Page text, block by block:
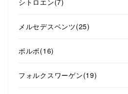
シトロエン(7)
メルセデスベンツ(25)
ボルボ(16)
フォルクスワーゲン(19)